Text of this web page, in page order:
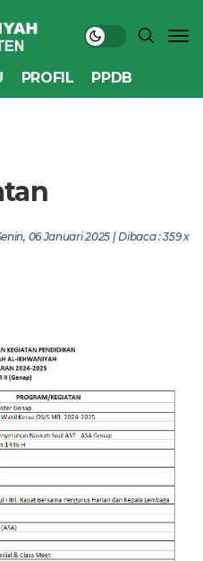
PROFIL PPDB
06 Januari 2025 | Dibaca : 359 x